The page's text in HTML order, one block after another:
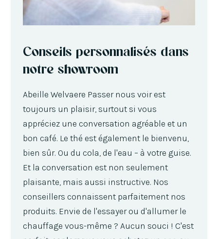
Conseils personnalisés dans
notre showroom
Abeille Welvaere Passer nous voir est
toujours un plaisir, surtout si vous
appréciez une conversation agréable et un
bon café. Le thé est également le bienvenu,
bien sûr. Ou du cola, de l'eau – à votre guise.
Et la conversation est non seulement
plaisante, mais aussi instructive. Nos
conseillers connaissent parfaitement nos
produits. Envie de l'essayer ou d'allumer le
chauffage vous-même ? Aucun souci ! C'est